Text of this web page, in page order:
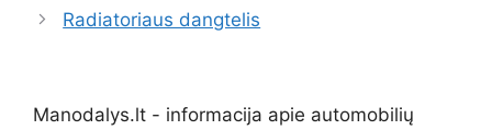
Radiatoriaus dangtelis
Manodalys.lt - informacija apie automobilių